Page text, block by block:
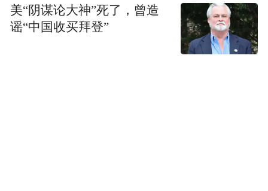
美“阴谋论大神”死了，曾造
谣“中国收买拜登”